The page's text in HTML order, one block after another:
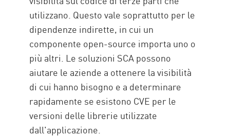
utilizzano. Questo vale soprattutto per le
dipendenze indirette, in cui un
componente open-source importa uno o
più altri. Le soluzioni SCA possono
aiutare le aziende a ottenere la visibilità
di cui hanno bisogno e a determinare
rapidamente se esistono CVE per le
versioni delle librerie utilizzate
dall'applicazione.